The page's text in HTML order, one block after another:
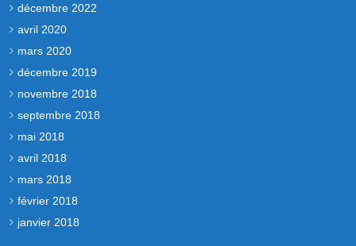
décembre 2022
avril 2020
mars 2020
décembre 2019
novembre 2018
septembre 2018
mai 2018
avril 2018
mars 2018
février 2018
janvier 2018